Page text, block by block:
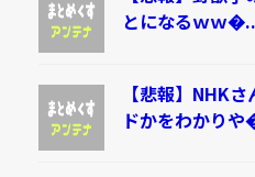
とになるｗｗ
【悲報】NHK
ドかをわかり